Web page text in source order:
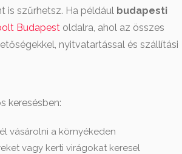
is szűrhetsz. Ha például budapesti
Budapest oldalra, ahol az összes
nyitvatartással és szállítási
keresésben:
vásárolni a környékeden
vagy kerti virágokat keresel